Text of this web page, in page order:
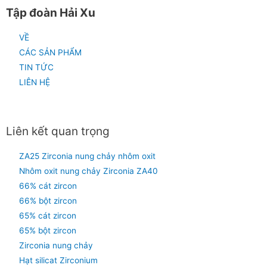
Tập đoàn Hải Xu
VỀ
CÁC SẢN PHẨM
TIN TỨC
LIÊN HỆ
Liên kết quan trọng
ZA25 Zirconia nung chảy nhôm oxit
Nhôm oxit nung chảy Zirconia ZA40
66% cát zircon
66% bột zircon
65% cát zircon
65% bột zircon
Zirconia nung chảy
Hạt silicat Zirconium